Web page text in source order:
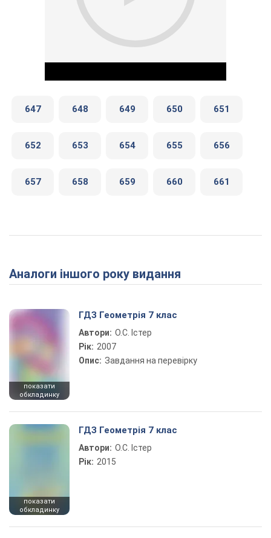
Play Video
647 648 649 650 651
652 653 654 655 656
657 658 659 660 661
Аналоги іншого року видання
показати
обкладинку
ГДЗ Геометрія 7 клас
Автори: О.С. Істер
Рік: 2007
Опис: Завдання на перевірку
показати
обкладинку
ГДЗ Геометрія 7 клас
Автори: О.С. Істер
Рік: 2015